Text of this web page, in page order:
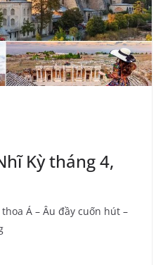
Kỳ tháng 4,
Á – Âu đầy cuốn hút –